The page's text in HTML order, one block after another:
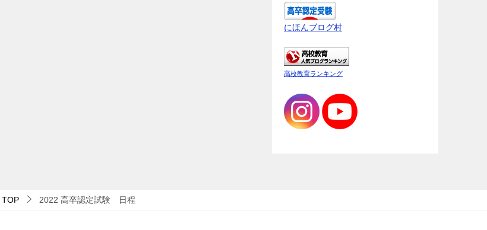
にほんブログ村
高校教育ランキング
TOP 2022 高卒認定試験 日程